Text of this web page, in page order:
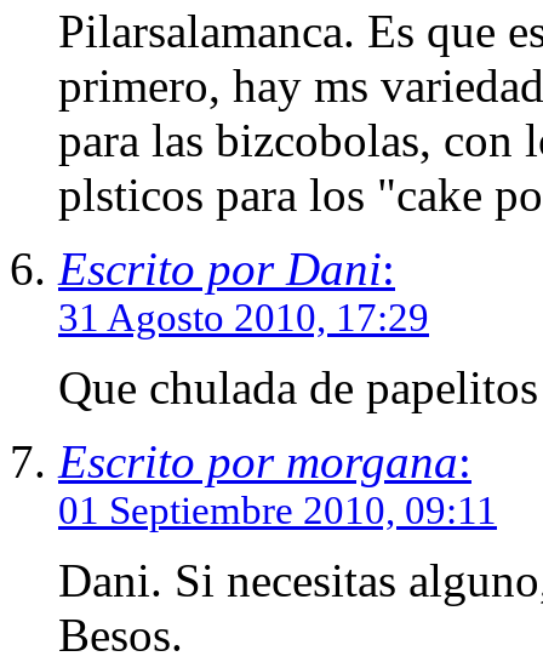
Pilarsalamanca. Es que
primero, hay ms
para las bizcobolas, con
plsticos para los "cake
Escrito por Dani:
31 Agosto 2010, 17:29
Que chulada de
Escrito por morgana:
01 Septiembre 2010, 09:11
Dani. Si necesitas
Besos.